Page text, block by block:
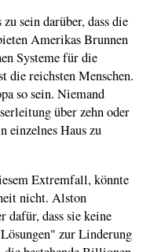
sein darüber, dass die
Amerikas Brunnen
Systeme für die
die reichsten Menschen.
so sein. Niemand
über zehn oder
einzelnes Haus zu
Extremfall, könnte
nicht. Alston
dass sie keine
zur Linderung